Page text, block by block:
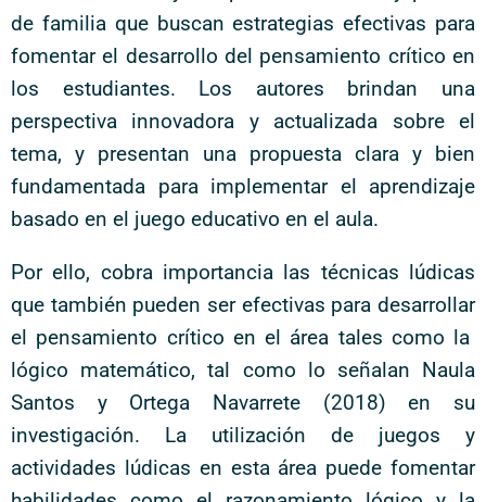
de familia que buscan estrategias efectivas para
fomentar el desarrollo del pensamiento crítico en
los estudiantes. Los autores brindan una
perspectiva innovadora y actualizada sobre el
tema, y presentan una propuesta clara y bien
fundamentada para implementar el aprendizaje
basado en el juego educativo en el aula.
Por ello, cobra importancia las técnicas lúdicas
que también pueden ser efectivas para desarrollar
el pensamiento crítico en el área tales como la
lógico matemático, tal como lo señalan Naula
Santos y Ortega Navarrete (2018) en su
investigación. La utilización de juegos y
actividades lúdicas en esta área puede fomentar